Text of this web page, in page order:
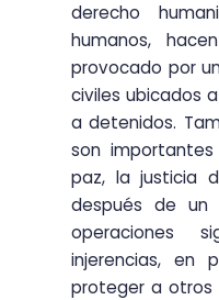
derecho
humanos,
provocado por
civiles ubicados
a detenidos.
son
paz, la justicia
después de un
operaciones
injerencias, en
proteger a otros